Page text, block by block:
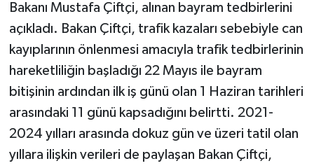
Bakanı Mustafa Çiftçi, alınan bayram tedbirlerini
açıkladı. Bakan Çiftçi, trafik kazaları sebebiyle can
kayıplarının önlenmesi amacıyla trafik tedbirlerinin
hareketliliğin başladığı 22 Mayıs ile bayram
bitişinin ardından ilk iş günü olan 1 Haziran tarihleri
arasındaki 11 günü kapsadığını belirtti. 2021-
2024 yılları arasında dokuz gün ve üzeri tatil olan
yıllara ilişkin verileri de paylaşan Bakan Çiftçi,